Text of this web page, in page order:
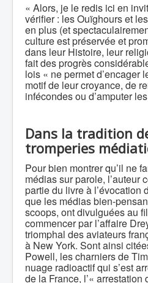
« Alors, je le redis ici en
vérifier : les Ouïghours et
en plus (et
culture est préservée et
dans leur Histoire, leur
fait des progrès
lois « ne permet d’encager
motif de leur croyance, de
infécondes ou d’amputer
Dans la tradition
tromperies
Pour bien montrer qu’il ne
médias sur parole, l’auteur
partie du livre à l’évocation
que les médias bien-
scoops, ont divulguées au
commencer par l’affaire
triomphal des aviateurs
à New York. Sont ainsi
Powell, les charniers de
nuage radioactif qui s’est
de la France, l’« arrestation